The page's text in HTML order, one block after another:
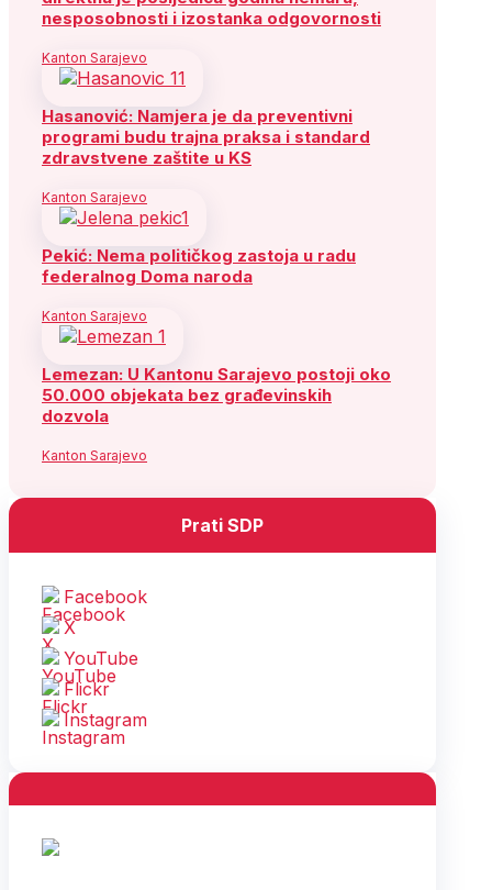
nesposobnosti i izostanka odgovornosti
Kanton Sarajevo
Hasanović: Namjera je da preventivni
programi budu trajna praksa i standard
zdravstvene zaštite u KS
Kanton Sarajevo
Pekić: Nema političkog zastoja u radu
federalnog Doma naroda
Kanton Sarajevo
Lemezan: U Kantonu Sarajevo postoji oko
50.000 objekata bez građevinskih
dozvola
Kanton Sarajevo
Prati SDP
Facebook
X
YouTube
Flickr
Instagram